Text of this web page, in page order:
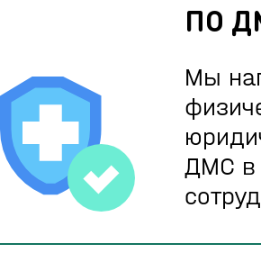
ПО
Мы
ДМС в